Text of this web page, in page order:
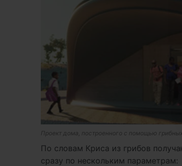
Проект дома, построенного с помощью
По словам Криса из грибов
сразу по нескольким параметрам: